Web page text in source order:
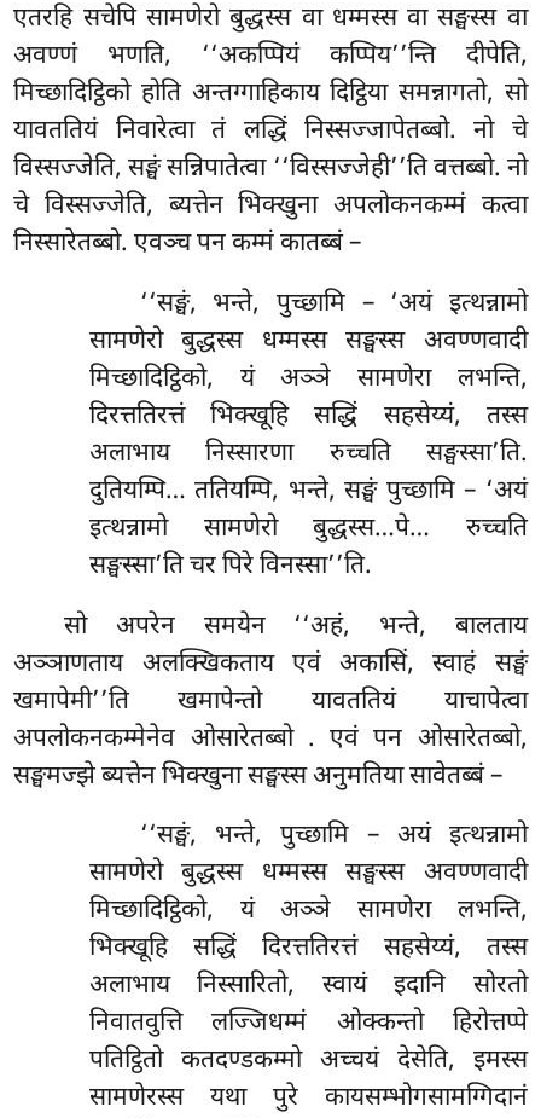
एतरहि सचेपि सामणेरो बुद्धस्स वा धम्मस्स वा सङ्घस्स वा
अवण्णं भणति, ‘‘अकप्पियं कप्पिय’’न्ति दीपेति,
मिच्छादिट्ठिको होति अन्तग्गाहिकाय दिट्ठिया समन्नागतो, सो
यावततियं निवारेत्वा तं लद्धिं निस्सज्जापेतब्बो. नो चे
विस्सज्जेति, सङ्घं सन्निपातेत्वा ‘‘विस्सज्जेही’’ति वत्तब्बो. नो
चे विस्सज्जेति, ब्यत्तेन भिक्खुना अपलोकनकम्मं कत्वा
निस्सारेतब्बो. एवञ्च पन कम्मं कातब्बं –
‘‘सङ्घं, भन्ते, पुच्छामि – ‘अयं इत्थन्नामो
सामणेरो बुद्धस्स धम्मस्स सङ्घस्स अवण्णवादी
मिच्छादिट्ठिको, यं अञ्ञे सामणेरा लभन्ति,
दिरत्ततिरत्तं भिक्खूहि सद्धिं सहसेय्यं, तस्स
अलाभाय निस्सारणा रुच्चति सङ्घस्सा’ति.
दुतियम्पि… ततियम्पि, भन्ते, सङ्घं पुच्छामि – ‘अयं
इत्थन्नामो सामणेरो बुद्धस्स…पे… रुच्चति
सङ्घस्सा’ति चर पिरे विनस्सा’’ति.
सो अपरेन समयेन ‘‘अहं, भन्ते, बालताय
अञ्ञाणताय अलक्खिकताय एवं अकासिं, स्वाहं सङ्घं
खमापेमी’’ति खमापेन्तो यावततियं याचापेत्वा
अपलोकनकम्मेनेव ओसारेतब्बो . एवं पन ओसारेतब्बो,
सङ्घमज्झे ब्यत्तेन भिक्खुना सङ्घस्स अनुमतिया सावेतब्बं –
‘‘सङ्घं, भन्ते, पुच्छामि – अयं इत्थन्नामो
सामणेरो बुद्धस्स धम्मस्स सङ्घस्स अवण्णवादी
मिच्छादिट्ठिको, यं अञ्ञे सामणेरा लभन्ति,
भिक्खूहि सद्धिं दिरत्ततिरत्तं सहसेय्यं, तस्स
अलाभाय निस्सारितो, स्वायं इदानि सोरतो
निवातवुत्ति लज्जिधम्मं ओक्कन्तो हिरोत्तप्पे
पतिट्ठितो कतदण्डकम्मो अच्चयं देसेति, इमस्स
सामणेरस्स यथा पुरे कायसम्भोगसामग्गिदानं